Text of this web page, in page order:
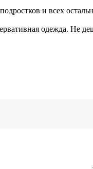
и всех
одежда. Не